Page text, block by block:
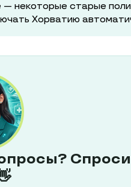
— некоторые старые
Хорватию